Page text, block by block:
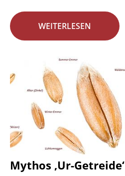
WEITERLESEN
Mythos ‚Ur-Getreide‘